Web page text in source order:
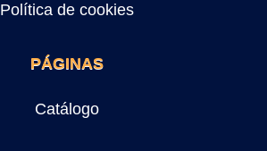
Política de cookies
PÁGINAS
Catálogo